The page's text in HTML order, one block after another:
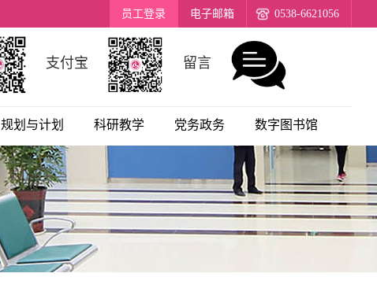
员工登录 电子邮箱 0538-6621056
支付宝 留言
规划与计划 科研教学 党务政务 数字图书馆